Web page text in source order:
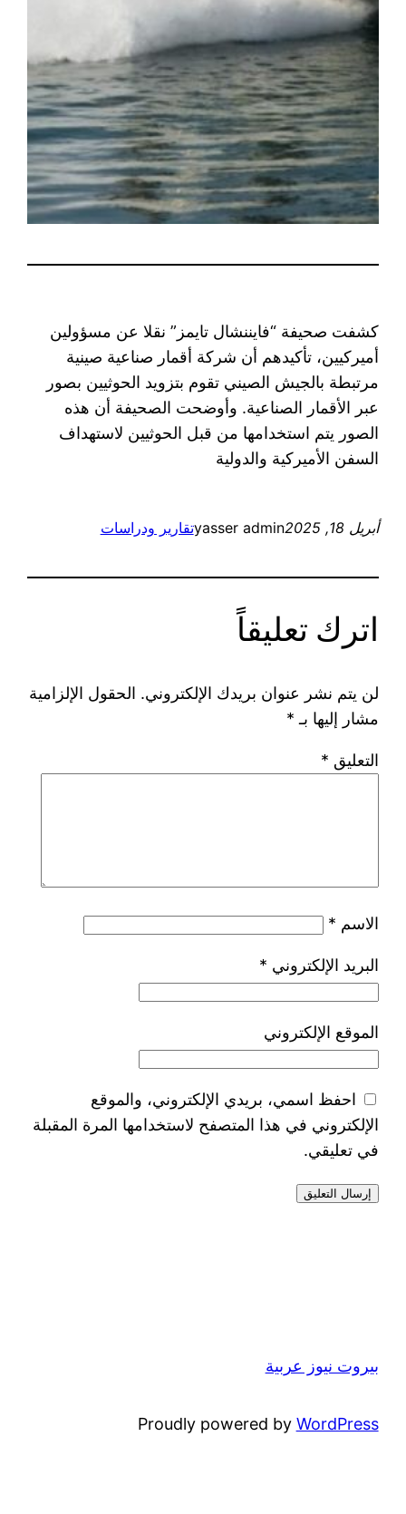
كشفت صحيفة “فايننشال تايمز” نقلا عن مسؤولين
أميركيين، تأكيدهم أن شركة أقمار صناعية صينية
مرتبطة بالجيش الصيني تقوم بتزويد الحوثيين بصور
عبر الأقمار الصناعية. وأوضحت الصحيفة أن هذه
الصور يتم استخدامها من قبل الحوثيين لاستهداف
السفن الأميركية والدولية
أبريل 18, 2025 yasser adminتقارير ودراسات
اترك تعليقاً
لن يتم نشر عنوان بريدك الإلكتروني. الحقول الإلزامية
مشار إليها بـ *
التعليق *
الاسم *
البريد الإلكتروني *
الموقع الإلكتروني
احفظ اسمي، بريدي الإلكتروني، والموقع
الإلكتروني في هذا المتصفح لاستخدامها المرة المقبلة
في تعليقي.
بيروت نيوز عربية
Proudly powered by WordPress